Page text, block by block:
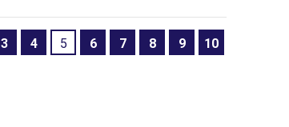
3 4 5 6 7 8 9 10